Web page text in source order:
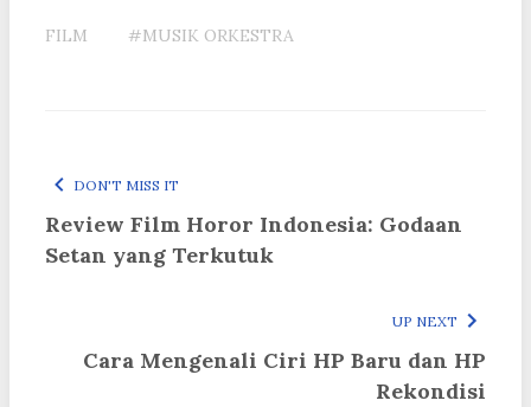
FILM #MUSIK ORKESTRA
DON'T MISS IT
Review Film Horor Indonesia: Godaan
Setan yang Terkutuk
UP NEXT
Cara Mengenali Ciri HP Baru dan HP
Rekondisi